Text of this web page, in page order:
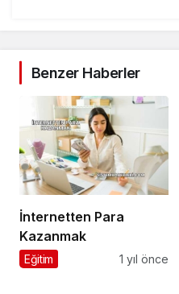
Benzer Haberler
İnternetten Para
Kazanmak
Eğitim 1 yıl önce